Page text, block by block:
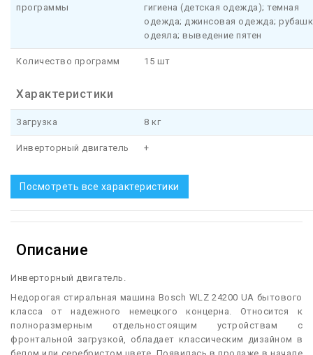
программы
гигиена (детская одежда); темная
одежда; джинсовая одежда;
одеяла; выведение пятен
Количество программ 15 шт
Характеристики
Загрузка 8 кг
Инверторный двигатель +
Посмотреть все характеристики
Описание
Инверторный двигатель.
Н едорогая стиральная машина Bosch WLZ 24200 UA бытового
класса от надежного немецкого концерна. Относится к
полноразмерным отдельностоящим устройствам с
фронтальной загрузкой, обладает классическим дизайном в